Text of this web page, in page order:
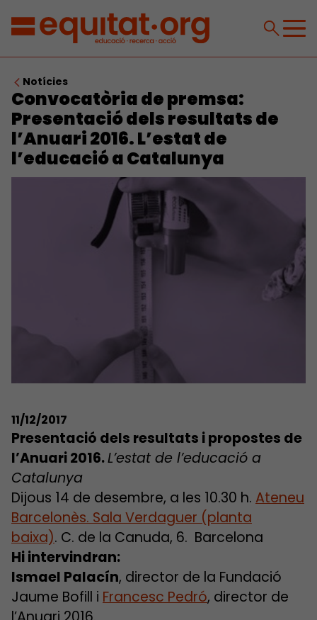
Notícies
Convocatòria de premsa:
Presentació dels resultats de
l’Anuari 2016. L’estat de
l’educació a Catalunya
11/12/2017
Presentació dels resultats i propostes de
l’Anuari 2016.L’estat de l’educació a
Catalunya
Dijous 14 de desembre, a les 10.30 h. Ateneu
Barcelonès. Sala Verdaguer (planta
baixa). C. de la Canuda, 6. Barcelona
Hi intervindran:
Ismael Palacín, director de la Fundació
Jaume Bofill i Francesc Pedró, director de